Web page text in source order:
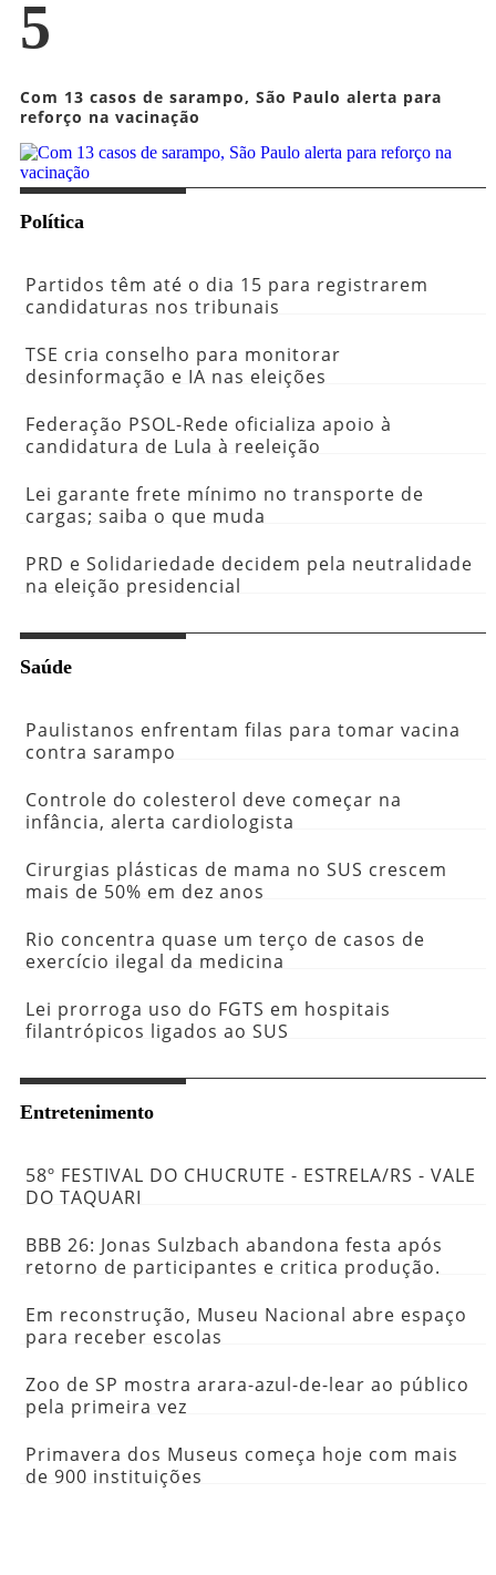
5
Com 13 casos de sarampo, São Paulo alerta para
reforço na vacinação
Política
Partidos têm até o dia 15 para registrarem
candidaturas nos tribunais
TSE cria conselho para monitorar
desinformação e IA nas eleições
Federação PSOL-Rede oficializa apoio à
candidatura de Lula à reeleição
Lei garante frete mínimo no transporte de
cargas; saiba o que muda
PRD e Solidariedade decidem pela neutralidade
na eleição presidencial
Saúde
Paulistanos enfrentam filas para tomar vacina
contra sarampo
Controle do colesterol deve começar na
infância, alerta cardiologista
Cirurgias plásticas de mama no SUS crescem
mais de 50% em dez anos
Rio concentra quase um terço de casos de
exercício ilegal da medicina
Lei prorroga uso do FGTS em hospitais
filantrópicos ligados ao SUS
Entretenimento
58º FESTIVAL DO CHUCRUTE - ESTRELA/RS - VALE
DO TAQUARI
BBB 26: Jonas Sulzbach abandona festa após
retorno de participantes e critica produção.
Em reconstrução, Museu Nacional abre espaço
para receber escolas
Zoo de SP mostra arara-azul-de-lear ao público
pela primeira vez
Primavera dos Museus começa hoje com mais
de 900 instituições